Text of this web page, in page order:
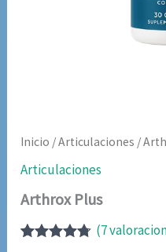
Inicio /Articulaciones /
Articulaciones
Arthrox Plus
(7